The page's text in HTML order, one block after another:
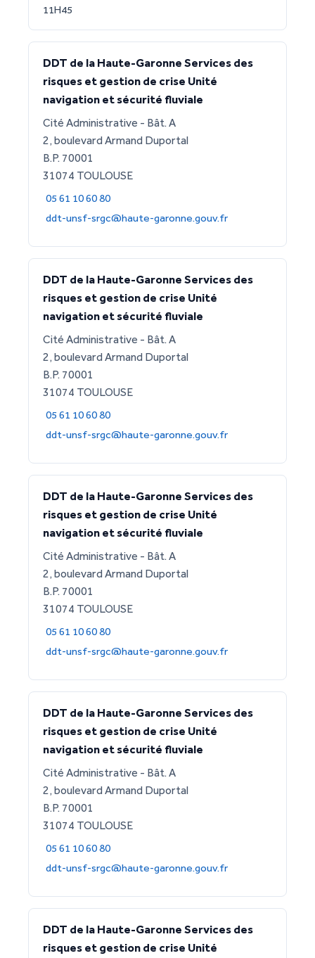
11H45
DDT de la Haute-Garonne Services des
risques et gestion de crise Unité
navigation et sécurité fluviale
Cité Administrative - Bât. A
2, boulevard Armand Duportal
B.P. 70001
31074 TOULOUSE
05 61 10 60 80
ddt-unsf-srgc@haute-garonne.gouv.fr
DDT de la Haute-Garonne Services des
risques et gestion de crise Unité
navigation et sécurité fluviale
Cité Administrative - Bât. A
2, boulevard Armand Duportal
B.P. 70001
31074 TOULOUSE
05 61 10 60 80
ddt-unsf-srgc@haute-garonne.gouv.fr
DDT de la Haute-Garonne Services des
risques et gestion de crise Unité
navigation et sécurité fluviale
Cité Administrative - Bât. A
2, boulevard Armand Duportal
B.P. 70001
31074 TOULOUSE
05 61 10 60 80
ddt-unsf-srgc@haute-garonne.gouv.fr
DDT de la Haute-Garonne Services des
risques et gestion de crise Unité
navigation et sécurité fluviale
Cité Administrative - Bât. A
2, boulevard Armand Duportal
B.P. 70001
31074 TOULOUSE
05 61 10 60 80
ddt-unsf-srgc@haute-garonne.gouv.fr
DDT de la Haute-Garonne Services des
risques et gestion de crise Unité